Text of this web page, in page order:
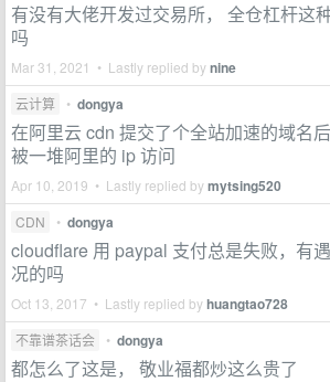
有没有大佬开发过交易所， 全仓杠杆这
吗
Mar 31, 2021 • Lastly replied bynine
云计算 • dongya
在阿里云 cdn 提交了个全站加速的域名
被一堆阿里的 ip 访问
Apr 10, 2019 • Lastly replied bymytsing520
CDN • dongya
cloudflare 用 paypal 支付总是失败，有
况的吗
Oct 13, 2017 • Lastly replied byhuangtao728
不靠谱茶话会 • dongya
都怎么了这是， 敬业福都炒这么贵了